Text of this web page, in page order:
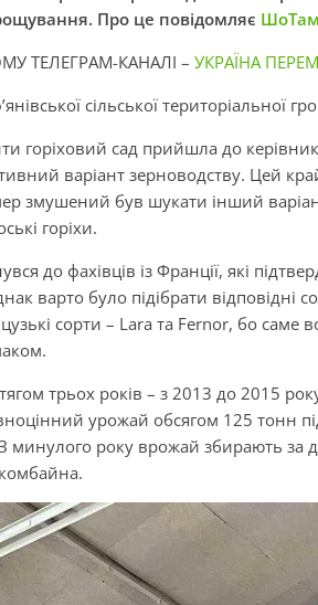
Про це повідомляє
ТЕЛЕГРАМ-КАНАЛІ – УКРАЇНА
сільської територіальної
горіховий сад прийшла до
варіант зерноводству. Цей
змушений був шукати інший
горіхи.
до фахівців із Франції, які
варто було підібрати відповідні
сорти – Lara та Fernor, бо саме
трьох років – з 2013 до 2015
урожай обсягом 125 тонн
минулого року врожай збирають за
комбайна.